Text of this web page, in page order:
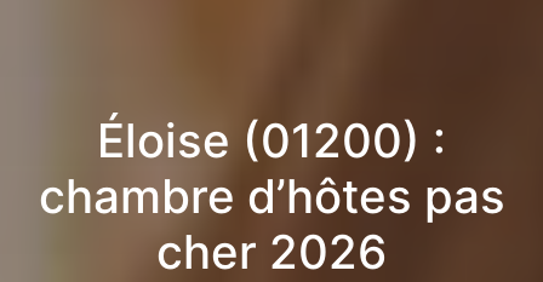
Éloise (01200) :
chambre d’hôtes pas
cher 2026